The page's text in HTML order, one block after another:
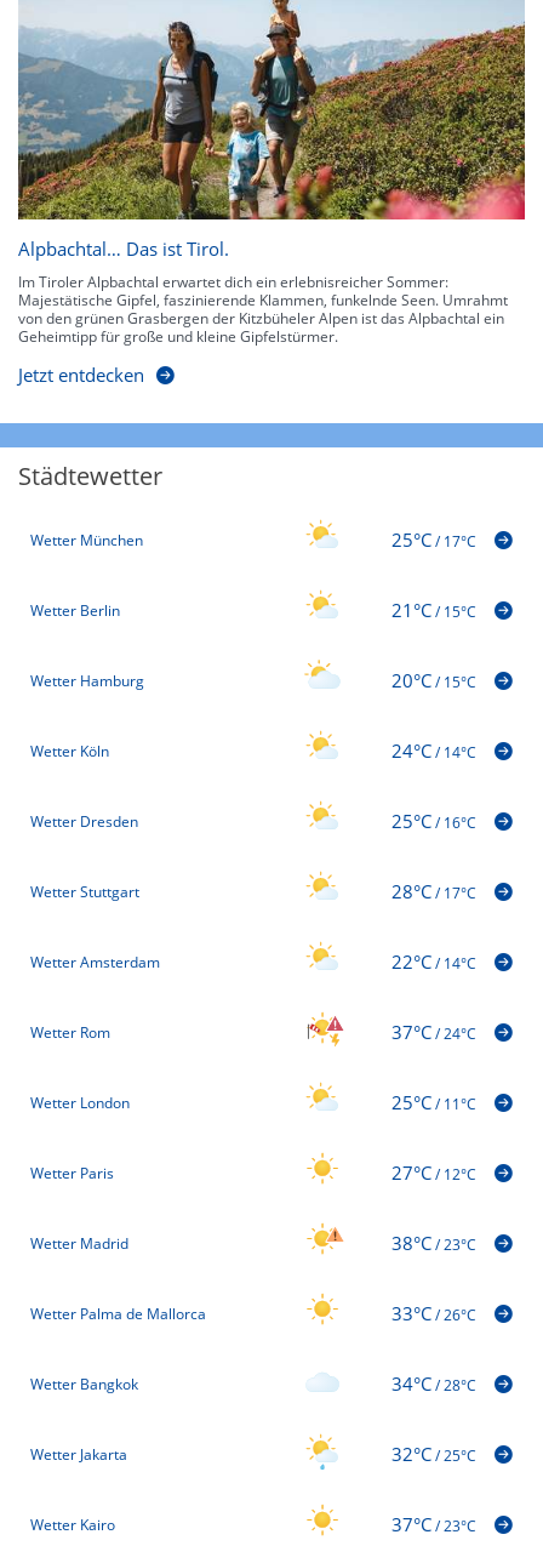
Alpbachtal… Das ist Tirol.
Im Tiroler Alpbachtal erwartet dich ein erlebnisreicher Sommer:
Majestätische Gipfel, faszinierende Klammen, funkelnde Seen. Umrahmt
von den grünen Grasbergen der Kitzbüheler Alpen ist das Alpbachtal ein
Geheimtipp für große und kleine Gipfelstürmer.
Jetzt entdecken
Städtewetter
Wetter München 25°C/17°C
Wetter Berlin 21°C/15°C
Wetter Hamburg 20°C/15°C
Wetter Köln 24°C/14°C
Wetter Dresden 25°C/16°C
Wetter Stuttgart 28°C/17°C
Wetter Amsterdam 22°C/14°C
Wetter Rom 37°C/24°C
Wetter London 25°C/11°C
Wetter Paris 27°C/12°C
Wetter Madrid 38°C/23°C
Wetter Palma de Mallorca 33°C/26°C
Wetter Bangkok 34°C/28°C
Wetter Jakarta 32°C/25°C
Wetter Kairo 37°C/23°C